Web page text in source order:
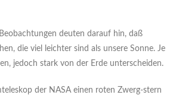
deuten darauf hin, daß
die viel leichter sind als unsere Sonne. Je
jedoch stark von der Erde unterscheiden.
der NASA einen roten Zwerg-stern